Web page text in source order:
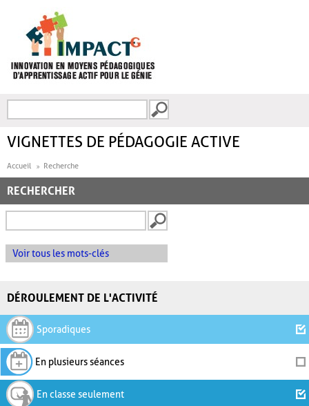
FORMULAIRE DE
VIGNETTES DE PÉDAGOGIE ACTIVE
Accueil Recherche
RECHERCHER
Voir tous les mots-clés
DÉROULEMENT DE L'ACTIVITÉ
Sporadiques
En plusieurs séances
En classe seulement